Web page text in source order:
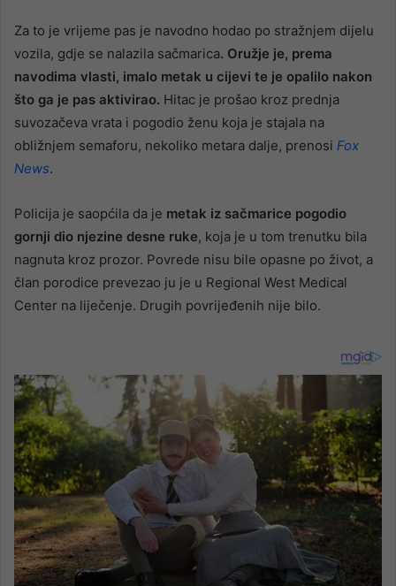
Za to je vrijeme pas je navodno hodao po stražnjem dijelu
vozila, gdje se nalazila sačmarica. Oružje je, prema
navodima vlasti, imalo metak u cijevi te je opalilo nakon
što ga je pas aktivirao. Hitac je prošao kroz prednja
suvozačeva vrata i pogodio ženu koja je stajala na
obližnjem semaforu, nekoliko metara dalje, prenosi Fox
News.
Policija je saopćila da je metak iz sačmarice pogodio
gornji dio njezine desne ruke, koja je u tom trenutku bila
nagnuta kroz prozor. Povrede nisu bile opasne po život, a
član porodice prevezao ju je u Regional West Medical
Center na liječenje. Drugih povrijeđenih nije bilo.